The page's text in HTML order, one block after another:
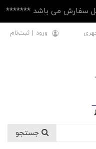
سفارش می باشد *******
ورود | ثبت‌نام